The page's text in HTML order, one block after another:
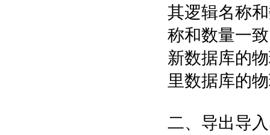
其逻辑名称
称和数量一
新数据库的
里数据库的
二、导出导